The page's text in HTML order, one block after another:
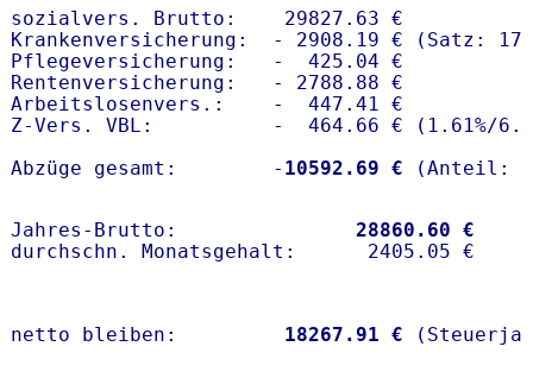
sozialvers. Brutto:    29827.63 €
Krankenversicherung:  - 2908.19 € (Satz:
Pflegeversicherung:   -  425.04 €
Rentenversicherung:   - 2788.88 €
Arbeitslosenvers.:    -  447.41 €
Z-Vers. VBL:          -  464.66 € ( 1.61%/
Abzüge gesamt:        - 10592.69 €
Jahres-Brutto: 28860.60 €
netto bleiben: 18267.91 €